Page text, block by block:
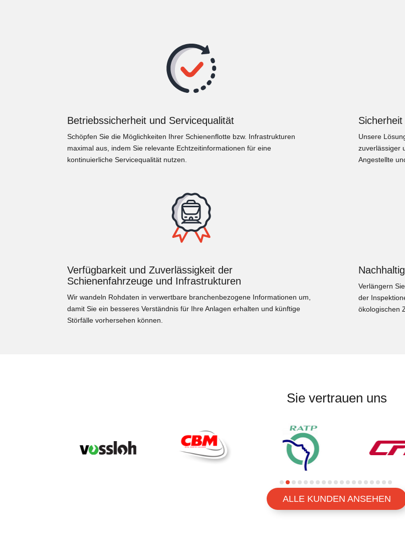
Betriebssicherheit und Servicequalität
Schöpfen Sie die Möglichkeiten Ihrer Schienenflotte bzw. Infrastrukturen
maximal aus, indem Sie relevante Echtzeitinformationen für eine
kontinuierliche Servicequalität nutzen.
Sicherheit
Unsere
zuverlässiger
Angestellte
Verfügbarkeit und Zuverlässigkeit der
Schienenfahrzeuge und Infrastrukturen
Wir wandeln Rohdaten in verwertbare branchenbezogene Informationen um,
damit Sie ein besseres Verständnis für Ihre Anlagen erhalten und künftige
Störfälle vorhersehen können.
Verlängern
der
ökologischen
Sie vertrauen uns
ALLE KUNDEN ANSEHEN